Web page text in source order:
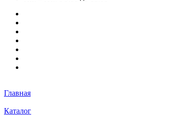
Главная
Каталог